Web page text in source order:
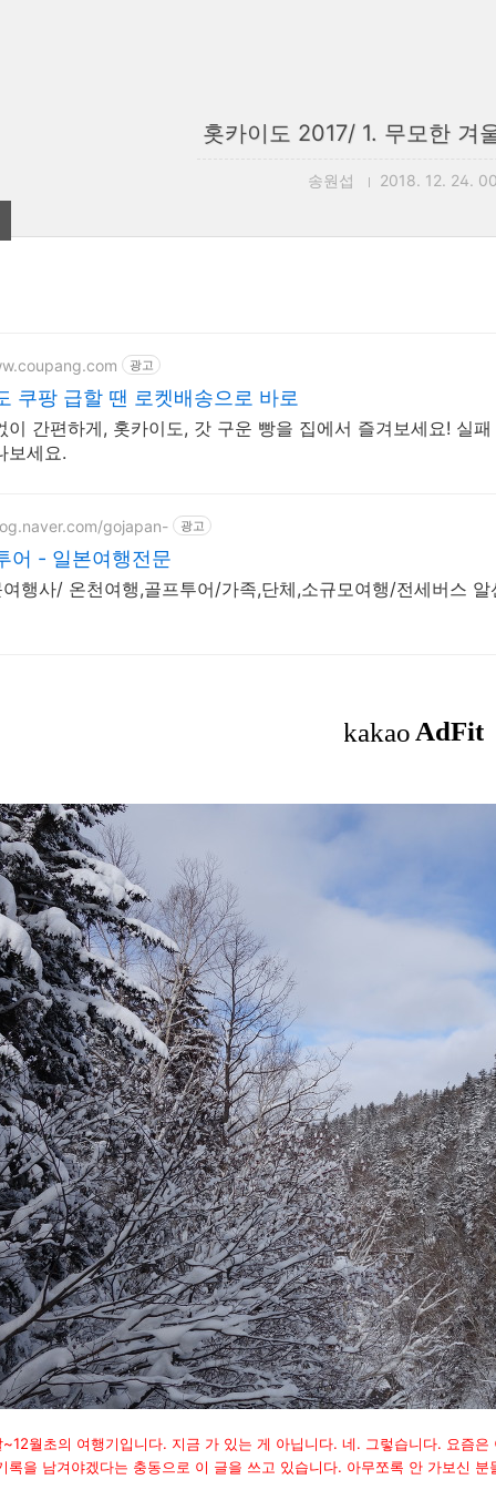
홋카이도 2017/ 1. 무모한 겨
송원섭 2018. 12. 24.
광고
쿠팡 급할 땐 로켓배송으로 바로
이 간편하게, 홋카이도, 갓 구운 빵을 집에서 즐겨보세요! 실
보세요.
gojapan- 광고
어 - 일본여행전문
행사/ 온천여행,골프투어/가족,단체,소규모여행/전세버스 알
~12월초의 여행기입니다. 지금 가 있는 게 아닙니다. 네. 그렇습니다. 요즘
록을 남겨야겠다는 충동으로 이 글을 쓰고 있습니다. 아무쪼록 안 가보신 분